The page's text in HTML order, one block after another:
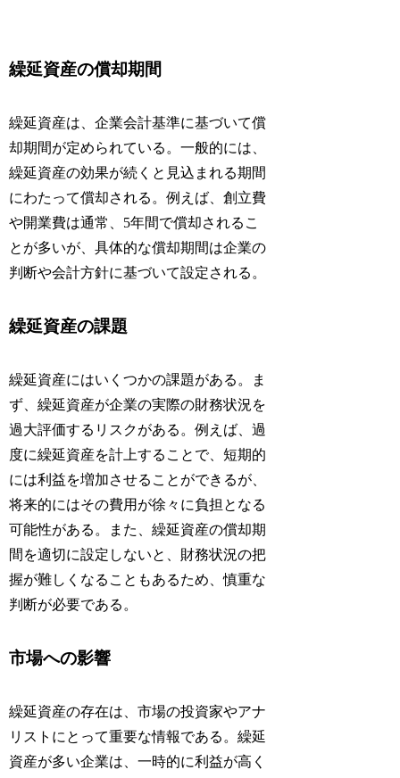
繰延資産の償却期間
繰延資産は、企業会計基準に基づいて償
却期間が定められている。一般的には、
繰延資産の効果が続くと見込まれる期間
にわたって償却される。例えば、創立費
や開業費は通常、5年間で償却されるこ
とが多いが、具体的な償却期間は企業の
判断や会計方針に基づいて設定される。
繰延資産の課題
繰延資産にはいくつかの課題がある。ま
ず、繰延資産が企業の実際の財務状況を
過大評価するリスクがある。例えば、過
度に繰延資産を計上することで、短期的
には利益を増加させることができるが、
将来的にはその費用が徐々に負担となる
可能性がある。また、繰延資産の償却期
間を適切に設定しないと、財務状況の把
握が難しくなることもあるため、慎重な
判断が必要である。
市場への影響
繰延資産の存在は、市場の投資家やアナ
リストにとって重要な情報である。繰延
資産が多い企業は、一時的に利益が高く